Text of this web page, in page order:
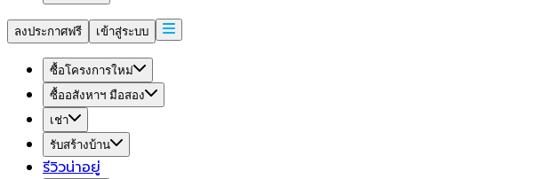
ลงประกาศฟรี เข้าสู่ระบบ
ซื้อโครงการใหม่
ซื้ออสังหาฯ มือสอง
เช่า
รับสร้างบ้าน
รีวิวน่าอยู่